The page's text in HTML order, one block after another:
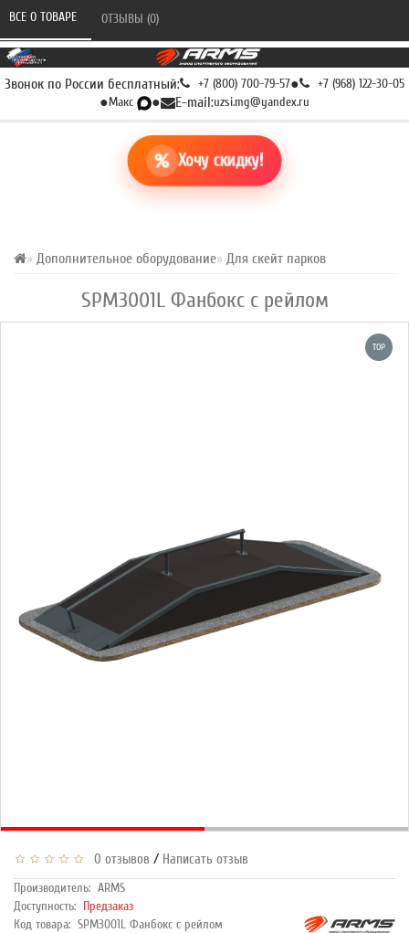
Звонок по России бесплатный: +7 (800) 700-79-57● +7 (968) 122-30-05
●Макс ● E-mail:uzsi.mg@yandex.ru
Хочу скидку!
Дополнительное оборудование Для скейт парков
SPM3001L Фанбокс с рейлом
ВСЕ О ТОВАРЕ ОТЗЫВЫ (0)
TOP
0 отзывов / Написать отзыв
Производитель: ARMS
Доступность: Предзаказ
Код товара: SPM3001L Фанбокс с рейлом